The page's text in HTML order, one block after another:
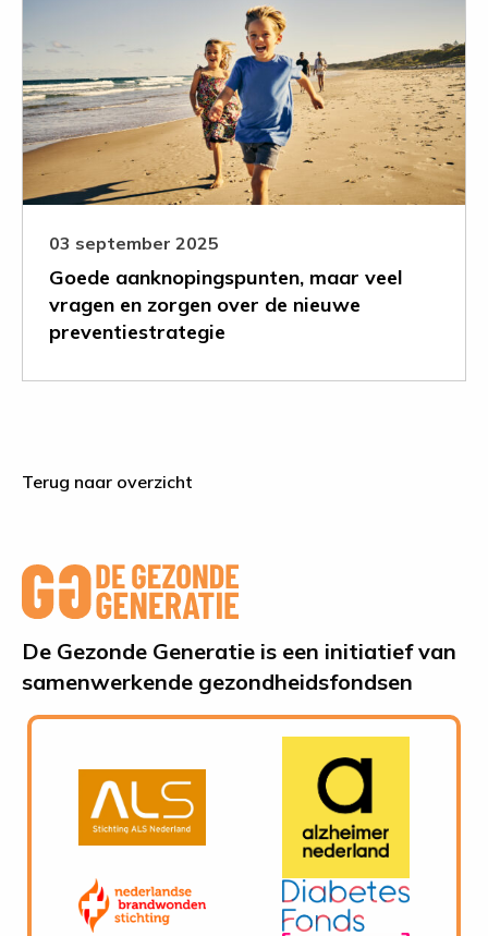
Goede aanknopingspunten, maar veel
vragen en zorgen over de nieuwe
preventiestrategie
03 september 2025
aanknopingspunten,
maar
veel
vragen
en
zorgen
over
preventiestrategie
Terug naar overzicht
De Gezonde Generatie is een initiatief van
samenwerkende gezondheidsfondsen
Ga
naar
van
Stichting
Ga
naar
van
Alzheimer
Ga
Ga